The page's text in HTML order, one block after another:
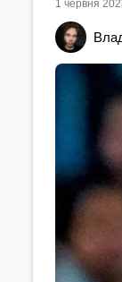
1 червня